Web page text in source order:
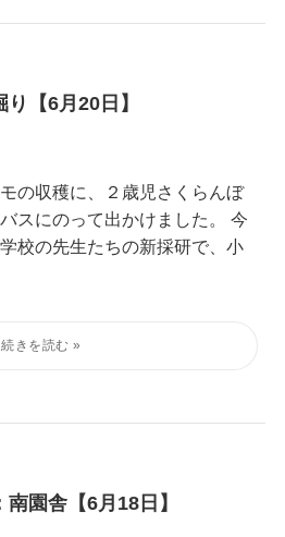
【6月20日】
の収穫に、２歳児さくらんぼ
スにのって出かけました。 今
校の先生たちの新採研で、小
園舎【6月18日】